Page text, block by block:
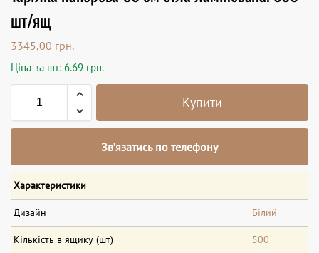
шт/ящ
3345,00 грн.
Ціна за шт: 6.69 грн.
Купити
Зв’язатись по телефону
Характеристики
Дизайн Білий
Кількість в ящику (шт) 500